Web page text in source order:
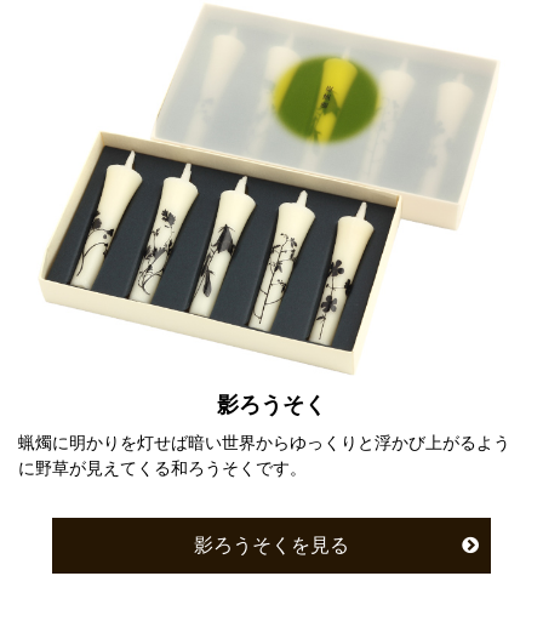
影ろうそく
蝋燭に明かりを灯せば暗い世界からゆっくりと浮かび上がるよう
に野草が見えてくる和ろうそくです。
影ろうそくを見る